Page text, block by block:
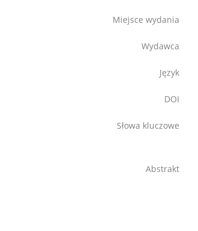
Miejsce wydania
Wydawca
Język
DOI
Słowa kluczowe
Abstrakt